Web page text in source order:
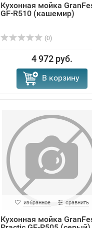
Кухонная мойка
GF-R510 (кашемир)
(0)
4 972 руб.
В корзину
избранное сравнить
Кухонная мойка